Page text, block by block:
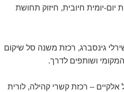
יומית חיובית, חיזוק תחושת
גינסברג, רכזת משנה סל שיקום
ושותפים לדרך.
– רכזת קשרי קהילה, לורית